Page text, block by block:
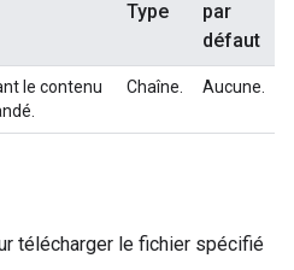
Type
par
défaut
le contenu
Chaîne. Aucune.
télécharger le fichier spécifié